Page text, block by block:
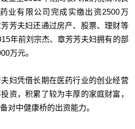
业有限公司完成实缴出资2500万
芳夫妇还通过房产、股票、理财等
年前刘宗杰、章芳芳夫妇拥有的部
万元。
妇凭借长期在医药行业的创业经营
资，积累了较为丰厚的家庭财富，
对中健康桥的出资能力。